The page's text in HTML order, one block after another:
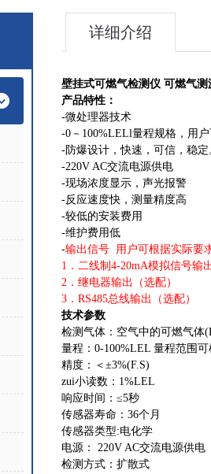
详细介绍
壁挂式可燃气检测仪 可燃气
产品特性：
-微处理器技术
-0 － 100%LELl量程规格，用户
-防爆设计，快速，可信，稳定
-220V AC交流电源供电
-现场浓度显示，声光报警
-反应速度快，测量精度高
-较低的安装费用
-维护费用低
-输出信号 用户可根据实际要
1 ．二线制 4-20mA模拟信号输
2 ．继电器输出（选配）
3 ． RS485总线输出（选配）
技术参数
检测气体：空气中的可燃气体
量程： 0-100%LEL 量程范围
精度：＜ ±3%(F.S)
zui小读数： 1%LEL
响应时间： ≤5秒
传感器寿命： 36个月
传感器类型:电化学
电源：
220V AC交流电源供电
检测方式：扩散式